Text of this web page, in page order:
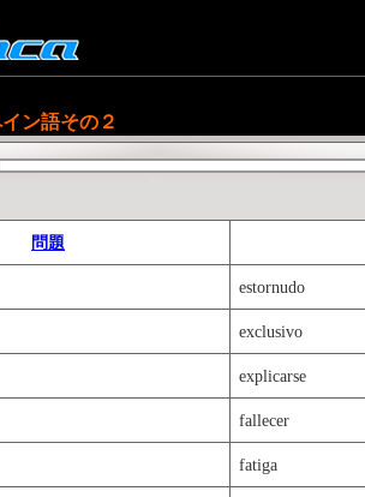
ン語その２
問題
estornudo
exclusivo
explicarse
fallecer
fatiga